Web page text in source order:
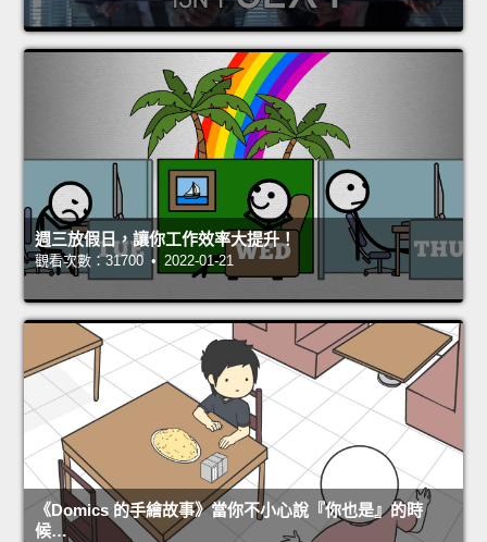
週三放假日，讓你工作效率大提升！
觀看次數：31700 • 2022-01-21
《Domics 的手繪故事》當你不小心說『你也是』的時
候…